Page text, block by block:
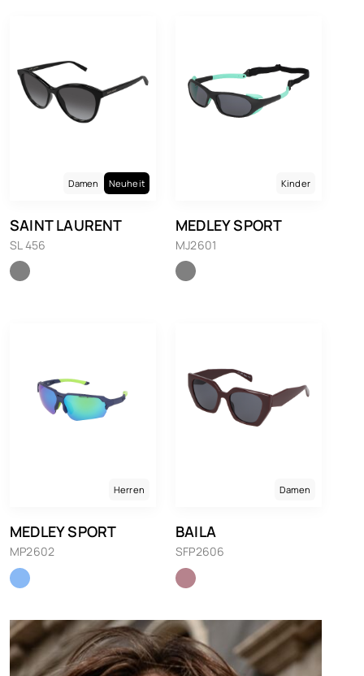
Damen Neuheit
SAINT LAURENT
SL 456
Kinder
MEDLEY SPORT
MJ2601
Herren
MEDLEY SPORT
MP2602
Damen
BAILA
SFP2606